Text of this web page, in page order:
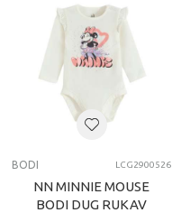
BODI LCG2900526
NN MINNIE MOUSE
BODI DUG RUKAV